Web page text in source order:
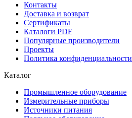
Контакты
Доставка и возврат
Сертификаты
Каталоги PDF
Популярные производители
Проекты
Политика конфиденциальности
Каталог
Промышленное оборудование
Измерительные приборы
Источники питания